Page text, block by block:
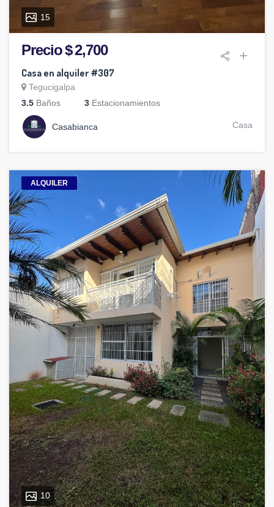
15
Precio $ 2,700
Casa en alquiler #307
Tegucigalpa
3.5 Baños 3 Estacionamientos
Casabianca Casa
ALQUILER
10